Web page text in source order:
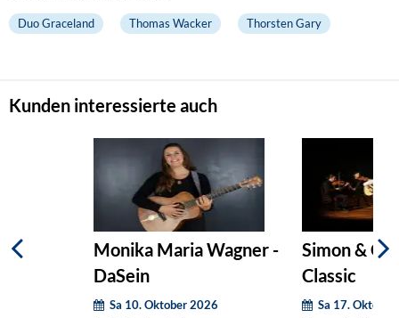
Duo Graceland Thomas Wacker Thorsten Gary
Kunden interessierte auch
Monika Maria Wagner -
DaSein
Sa 10. Oktober 2026
Simon &
Classic
Sa 17.